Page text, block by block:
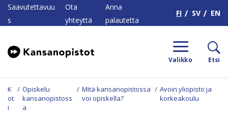
Saavutettavuu
s
Ota
yhteyttä
Anna
palautetta
FI SV EN
Valikko Etsi
K
ot
i
/ Opiskelu
kansanopistoss
a
/ Mitä kansanopistossa
voi opiskella?
/ Avoin yliopisto ja
korkeakoulu